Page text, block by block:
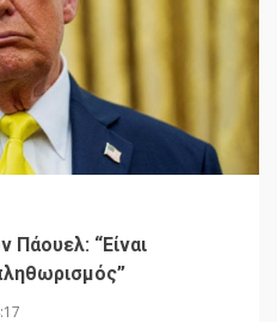
Πάουελ: “Είναι